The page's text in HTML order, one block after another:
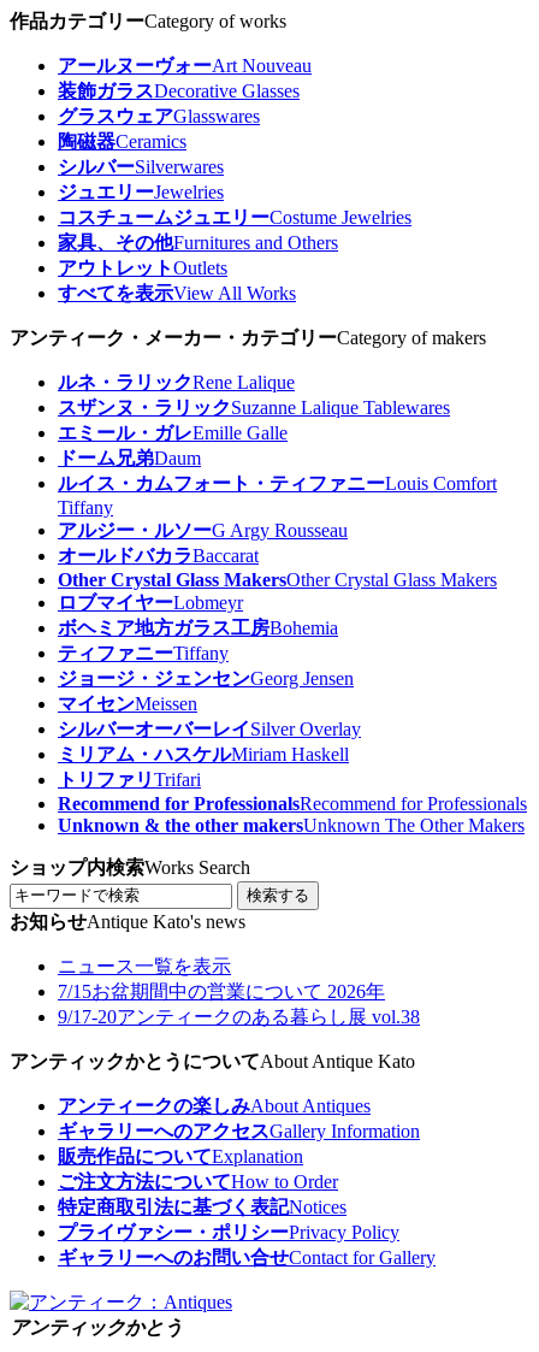
作品カテゴリーCategory of works
アールヌーヴォーArt Nouveau
装飾ガラスDecorative Glasses
グラスウェアGlasswares
陶磁器Ceramics
シルバーSilverwares
ジュエリーJewelries
コスチュームジュエリーCostume Jewelries
家具、その他Furnitures and Others
アウトレットOutlets
すべてを表示View All Works
アンティーク・メーカー・カテゴリーCategory of makers
ルネ・ラリックRene Lalique
スザンヌ・ラリックSuzanne Lalique Tablewares
エミール・ガレEmille Galle
ドーム兄弟Daum
ルイス・カムフォート・ティファニーLouis Comfort
Tiffany
アルジー・ルソーG Argy Rousseau
オールドバカラBaccarat
Other Crystal Glass MakersOther Crystal Glass Makers
ロブマイヤーLobmeyr
ボヘミア地方ガラス工房Bohemia
ティファニーTiffany
ジョージ・ジェンセンGeorg Jensen
マイセンMeissen
シルバーオーバーレイSilver Overlay
ミリアム・ハスケルMiriam Haskell
トリファリTrifari
Recommend for ProfessionalsRecommend for Professionals
Unknown & the other makersUnknown The Other Makers
ショップ内検索Works Search
検索する
お知らせAntique Kato's news
ニュース一覧を表示
7/15お盆期間中の営業について 2026年
9/17-20アンティークのある暮らし展 vol.38
アンティックかとうについてAbout Antique Kato
アンティークの楽しみAbout Antiques
ギャラリーへのアクセスGallery Information
販売作品についてExplanation
ご注文方法についてHow to Order
特定商取引法に基づく表記Notices
プライヴァシー・ポリシーPrivacy Policy
ギャラリーへのお問い合せContact for Gallery
アンティックかとう